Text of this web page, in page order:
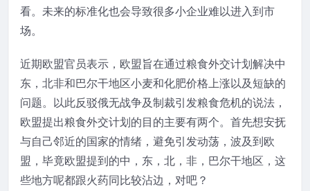
看。未来的标准化也会导致很多小企业难以进入到市
场。
近期欧盟官员表示，欧盟旨在通过粮食外交计划解决中
东，北非和巴尔干地区小麦和化肥价格上涨以及短缺的
问题。以此反驳俄无战争及制裁引发粮食危机的说法，
欧盟提出粮食外交计划的目的主要有两个。首先想安抚
与自己邻近的国家的情绪，避免引发动荡，波及到欧
盟，毕竟欧盟提到的中，东，北，非，巴尔干地区，这
些地方呢都跟火药同比较沾边，对吧？